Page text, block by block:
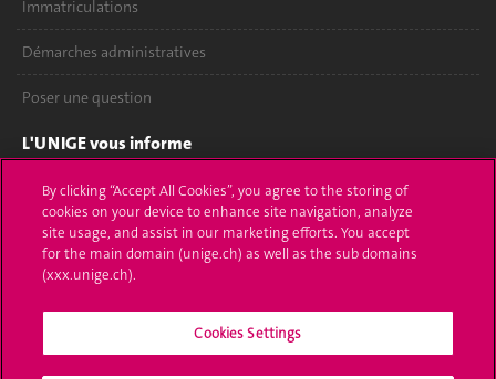
Immatriculations
Démarches administratives
Poser une question
L'UNIGE vous informe
UNIGE Mobile
Médias
Offres d'emploi
Calendrier académique
By clicking “Accept All Cookies”, you agree to the storing of
cookies on your device to enhance site navigation, analyze
site usage, and assist in our marketing efforts. You accept
for the main domain (unige.ch) as well as the sub domains
(xxx.unige.ch).
Cookies Settings